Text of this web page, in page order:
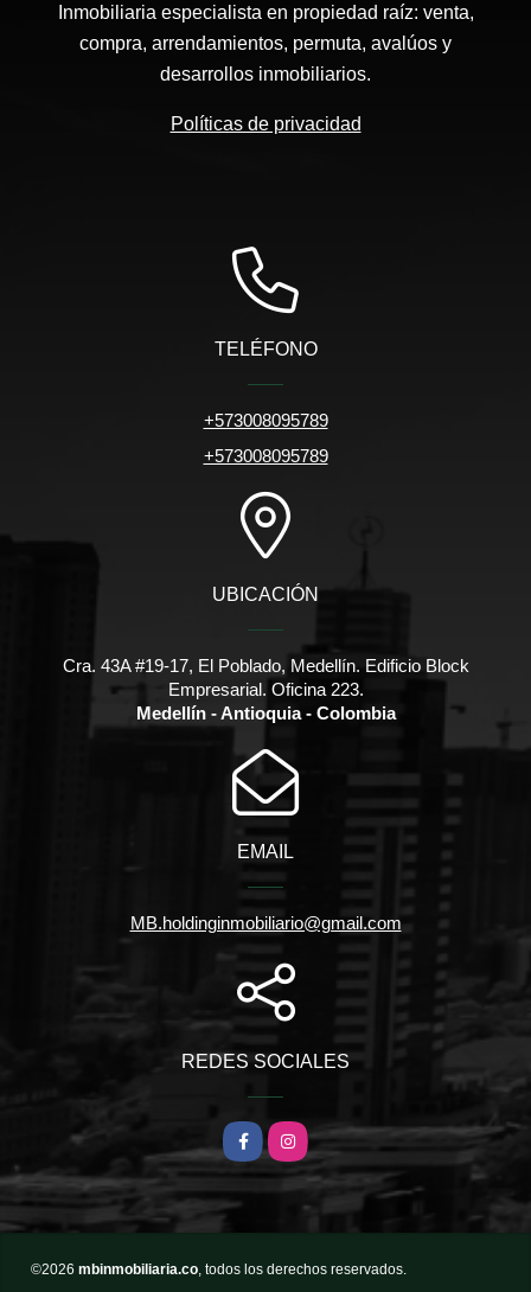
Inmobiliaria especialista en propiedad raíz: venta,
compra, arrendamientos, permuta, avalúos y
desarrollos inmobiliarios.
Políticas de privacidad
TELÉFONO
+573008095789
+573008095789
UBICACIÓN
Cra. 43A #19-17, El Poblado, Medellín. Edificio Block
Empresarial. Oficina 223.
Medellín - Antioquia - Colombia
EMAIL
MB.holdinginmobiliario@gmail.com
REDES SOCIALES
FacebookInstagram
©2026 mbinmobiliaria.co , todos los derechos reservados.